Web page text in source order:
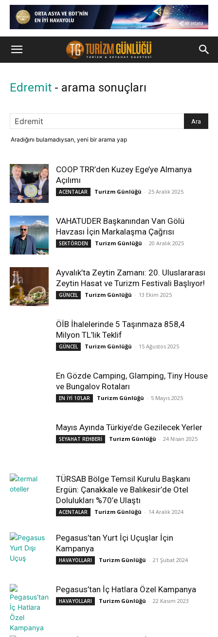
Edremit - arama sonuçları
Aradığını bulamadıysan, yeni bir arama yap
COOP TRR’den Kuzey Ege’ye Almanya
Açılımı
ACENTALAR Turizm Günlüğü - 25 Aralık 2025
VAHATUDER Başkanından Van Gölü
Havzası İçin Markalaşma Çağrısı
SEKTÖRDEN Turizm Günlüğü - 20 Aralık 2025
Ayvalık’ta Zeytin Zamanı: 20. Uluslararası
Zeytin Hasat ve Turizm Festivali Başlıyor!
GÜNCEL Turizm Günlüğü - 13 Ekim 2025
ÖİB İhalelerinde 5 Taşınmaza 858,4
Milyon TL’lik Teklif
GÜNCEL Turizm Günlüğü - 15 Ağustos 2025
En Gözde Camping, Glamping, Tiny House
ve Bungalov Rotaları
EN İYİ 10'LAR Turizm Günlüğü - 5 Mayıs 2025
Mayıs Ayında Türkiye’de Gezilecek Yerler
SEYAHAT REHBERİ Turizm Günlüğü - 24 Nisan 2025
TÜRSAB Bölge Temsil Kurulu Başkanı
Ergün: Çanakkale ve Balıkesir’de Otel
Dolulukları %70’e Ulaştı
ACENTALAR Turizm Günlüğü - 14 Aralık 2024
Pegasus’tan Yurt İçi Uçuşlar İçin
Kampanya
HAVAYOLLARI Turizm Günlüğü - 21 Şubat 2024
Pegasus’tan İç Hatlara Özel Kampanya
HAVAYOLLARI Turizm Günlüğü - 22 Kasım 2023